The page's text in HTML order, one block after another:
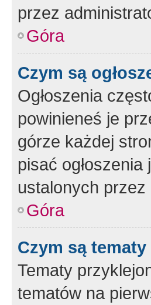
przez
Góra
Czym są
Ogłoszenia
powinieneś je
górze każdej
pisać
ustalonych
Góra
Czym są
Tematy
tematów na